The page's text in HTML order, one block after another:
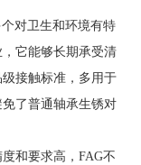
对卫生和环境有特
它能够长期承受清
接触标准，多用于
了普通轴承生锈对
和要求高，FAG不